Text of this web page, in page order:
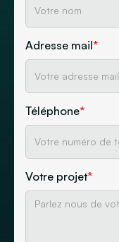
Adresse mail*
Téléphone*
Votre projet*